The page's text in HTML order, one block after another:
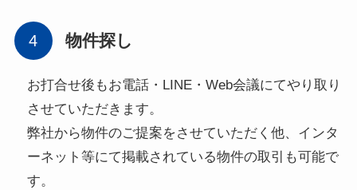
物件探し
お打合せ後もお電話・LINE・Web会議にてやり取り
させていただきます。
弊社から物件のご提案をさせていただく他、インタ
ーネット等にて掲載されている物件の取引も可能で
す。